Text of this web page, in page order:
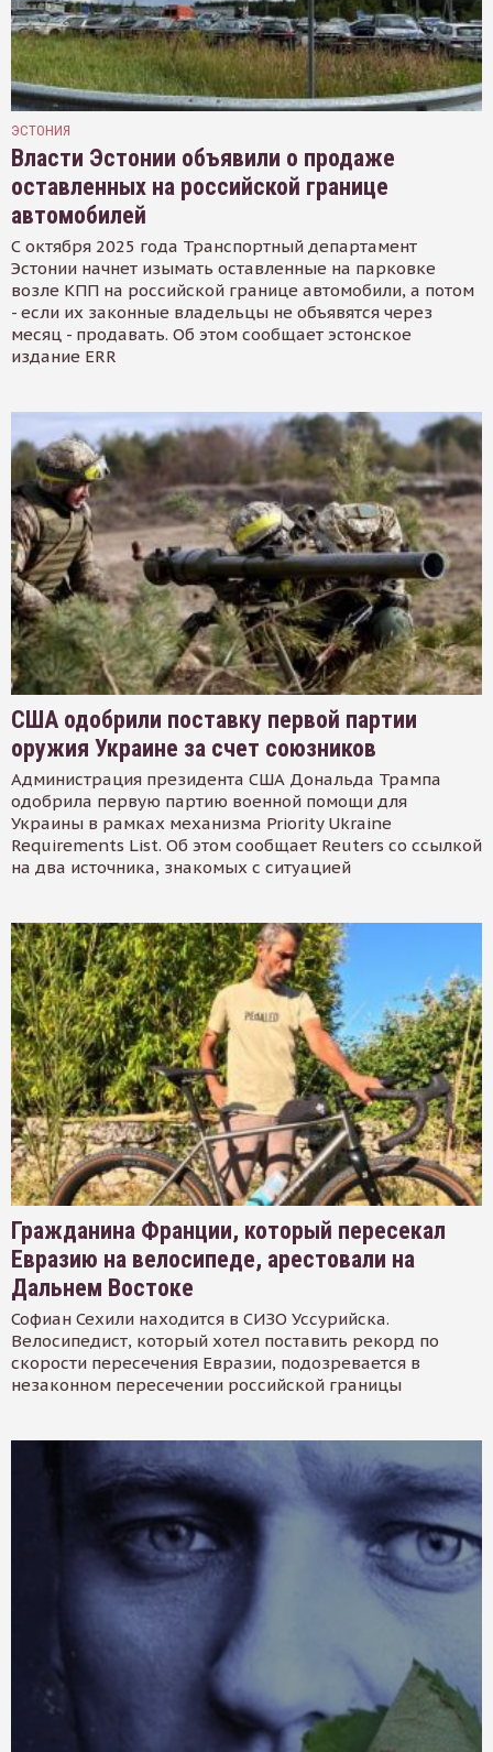
ЭСТОНИЯ
Власти Эстонии объявили о продаже
оставленных на российской границе
автомобилей
С октября 2025 года Транспортный департамент
Эстонии начнет изымать оставленные на парковке
возле КПП на российской границе автомобили, а потом
- если их законные владельцы не объявятся через
месяц - продавать. Об этом сообщает эстонское
издание ERR
США одобрили поставку первой партии
оружия Украине за счет союзников
Администрация президента США Дональда Трампа
одобрила первую партию военной помощи для
Украины в рамках механизма Priority Ukraine
Requirements List. Об этом сообщает Reuters со ссылкой
на два источника, знакомых с ситуацией
Гражданина Франции, который пересекал
Евразию на велосипеде, арестовали на
Дальнем Востоке
Софиан Сехили находится в СИЗО Уссурийска.
Велосипедист, который хотел поставить рекорд по
скорости пересечения Евразии, подозревается в
незаконном пересечении российской границы